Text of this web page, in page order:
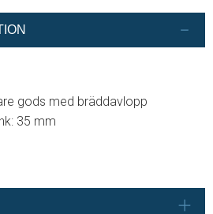
gods med bräddavlopp
35 mm